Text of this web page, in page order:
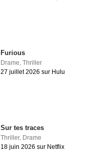
Furious
Drame, Thriller
27 juillet 2026 sur Hulu
Sur tes traces
Thriller, Drame
18 juin 2026 sur Netflix